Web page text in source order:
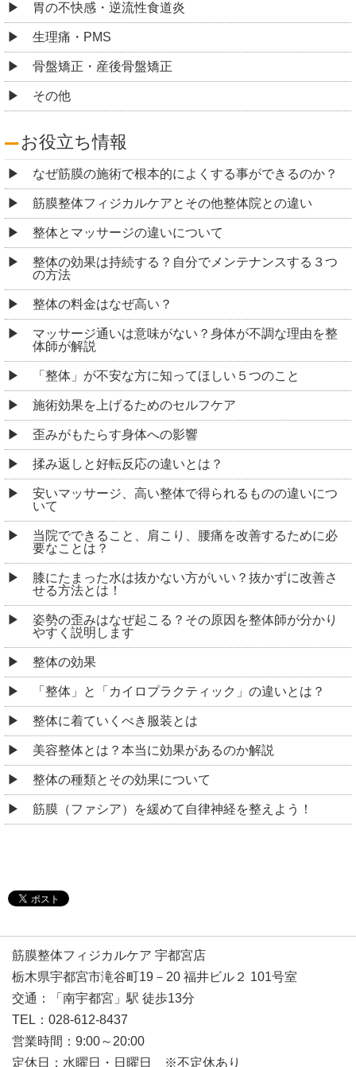
胃の不快感・逆流性食道炎
生理痛・PMS
骨盤矯正・産後骨盤矯正
その他
お役立ち情報
なぜ筋膜の施術で根本的によくする事ができるのか？
筋膜整体フィジカルケアとその他整体院との違い
整体とマッサージの違いについて
整体の効果は持続する？自分でメンテナンスする３つ
の方法
整体の料金はなぜ高い？
マッサージ通いは意味がない？身体が不調な理由を整
体師が解説
「整体」が不安な方に知ってほしい５つのこと
施術効果を上げるためのセルフケア
歪みがもたらす身体への影響
揉み返しと好転反応の違いとは？
安いマッサージ、高い整体で得られるものの違いにつ
いて
当院でできること、肩こり、腰痛を改善するために必
要なことは？
膝にたまった水は抜かない方がいい？抜かずに改善さ
せる方法とは！
姿勢の歪みはなぜ起こる？その原因を整体師が分かり
やすく説明します
整体の効果
「整体」と「カイロプラクティック」の違いとは？
整体に着ていくべき服装とは
美容整体とは？本当に効果があるのか解説
整体の種類とその効果について
筋膜（ファシア）を緩めて自律神経を整えよう！
筋膜整体フィジカルケア 宇都宮店
栃木県宇都宮市滝谷町19－20 福井ビル２ 101号室
交通：「南宇都宮」駅 徒歩13分
TEL：028-612-8437
営業時間：9:00～20:00
定休日：水曜日・日曜日 ※不定休あり